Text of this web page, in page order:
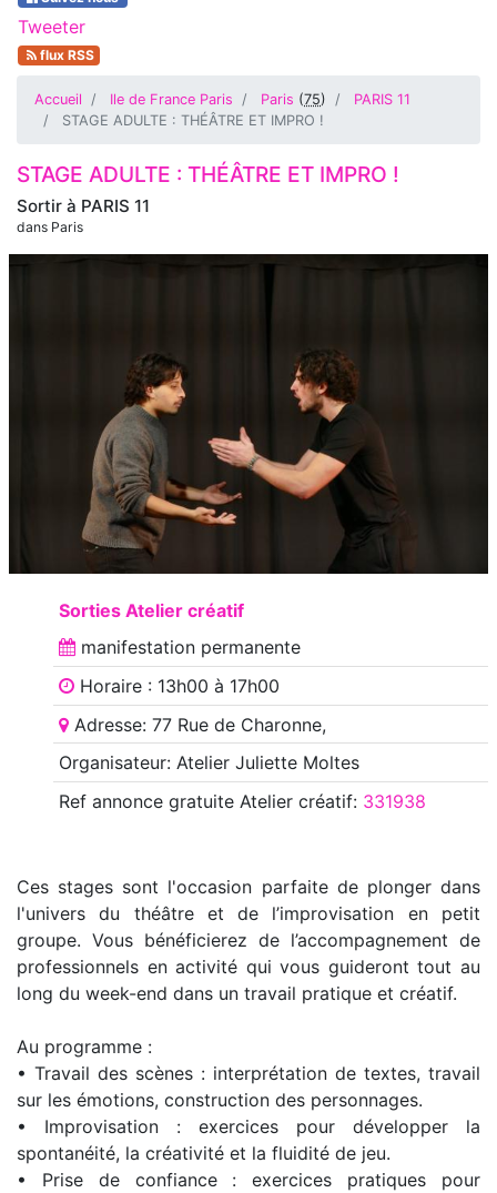
Tweeter
flux RSS
Accueil Ile de France Paris Paris (75)
PARIS 11
STAGE ADULTE : THÉÂTRE ET IMPRO !
Sortir à PARIS 11
dans Paris
STAGE ADULTE : THÉÂTRE ET IMPRO !
Sorties Atelier créatif
manifestation permanente
Horaire : 13h00 à 17h00
Adresse: 77 Rue de Charonne,
Organisateur: Atelier Juliette Moltes
Ref annoncegratuite Atelier créatif: 331938
Ces stages sont l'occasion parfaite de plonger dans
l'univers du théâtre et de l’improvisation en petit
groupe. Vous bénéficierez de l’accompagnement de
professionnels en activité qui vous guideront tout au
long du week-end dans un travail pratique et créatif.
Au programme :
• Travail des scènes : interprétation de textes, travail
sur les émotions, construction des personnages.
• Improvisation : exercices pour développer la
spontanéité, la créativité et la fluidité de jeu.
• Prise de confiance : exercices pratiques pour